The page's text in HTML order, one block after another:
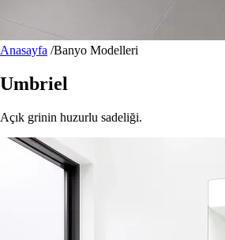
Anasayfa /Banyo Modelleri
Umbriel
Açık grinin huzurlu sadeliği.